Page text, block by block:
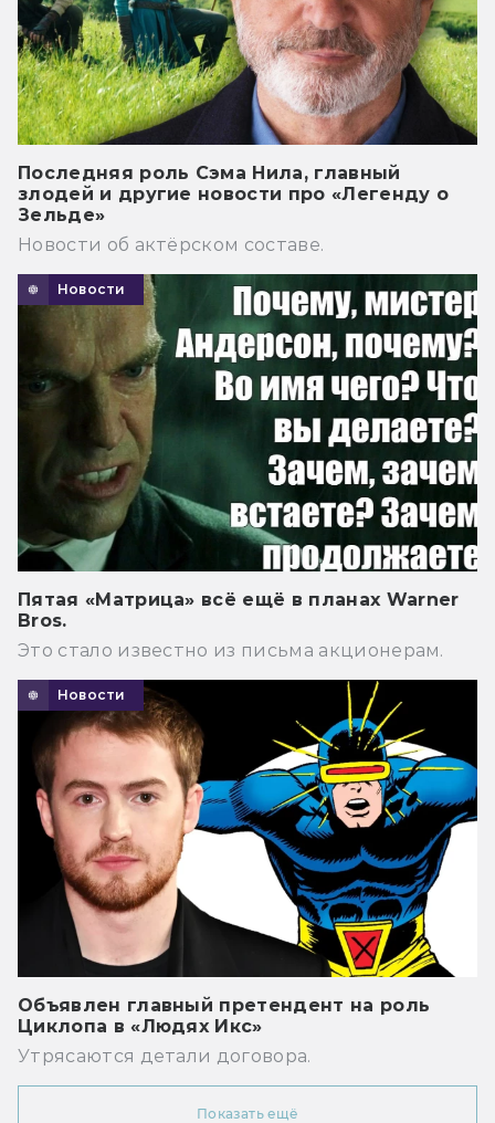
Последняя роль Сэма Нила, главный
злодей и другие новости про «Легенду о
Зельде»
Новости об актёрском составе.
Новости
Пятая «Матрица» всё ещё в планах Warner
Bros.
Это стало известно из письма акционерам.
Новости
Объявлен главный претендент на роль
Циклопа в «Людях Икс»
Утрясаются детали договора.
Показать ещё